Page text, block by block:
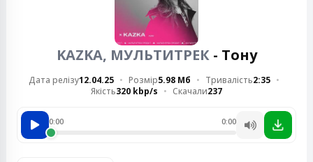
KAZKA, МУЛЬТИТРЕК- Тону
Дата релізу12.04.25 Розмір5.98 Мб Тривалість2:35
Якість320 kbp/s Скачали237
0:00 0:00